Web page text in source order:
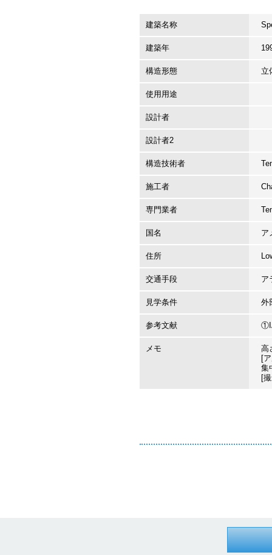
建築名称
建築年
構造形態 立
使用用途
設計者
設計者2
構造技術者
施工者
専門業者
国名 ア
住所
交通手段 ア
見学条件 外
参考文献
メモ
高
[
集
[